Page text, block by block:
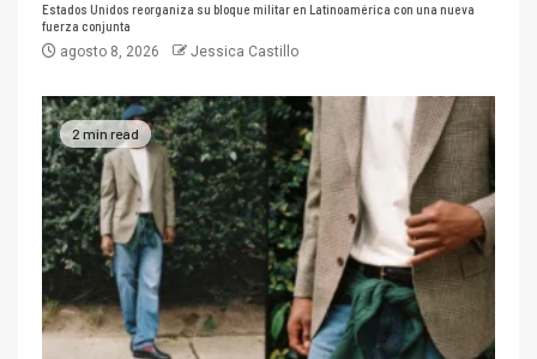
Estados Unidos reorganiza su bloque militar en Latinoamérica con una nueva
fuerza conjunta
agosto 8, 2026 Jessica Castillo
2 min read